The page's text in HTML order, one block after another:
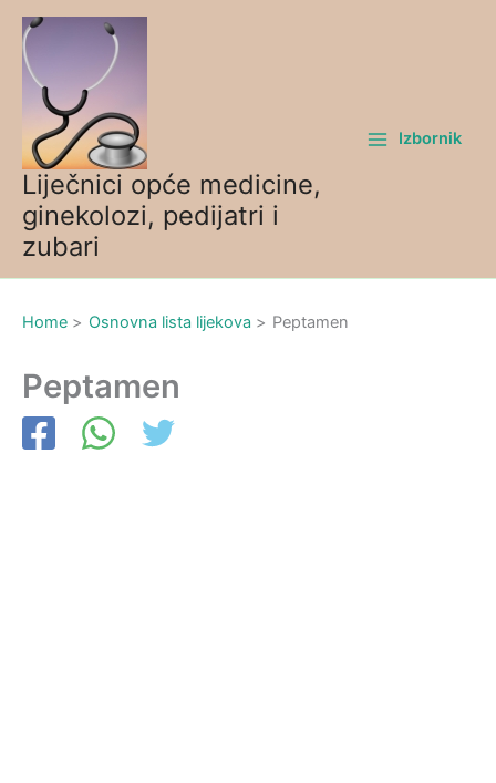
Skip
content
Liječnici opće medicine,
ginekolozi, pedijatri i
zubari
Izbornik
Home Osnovna lista lijekova Peptamen
Peptamen